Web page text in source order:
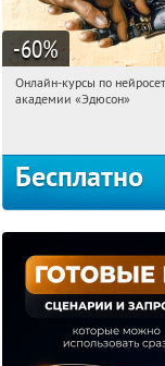
-60%
11:02:56
Онлайн-курсы по
академии «Эдюсон»
Бесплатно